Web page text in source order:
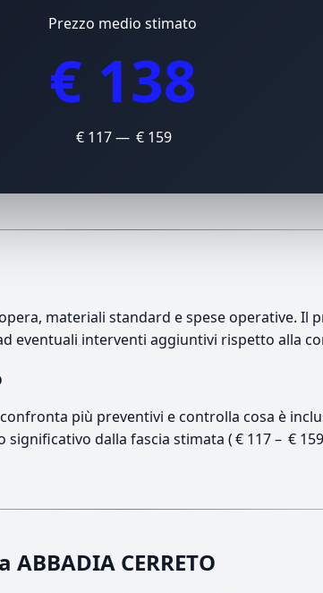
Prezzo medio stimato
€ 138
€ 117 — € 159
materiali standard e spese operative. Il
eventuali interventi aggiuntivi rispetto alla
più preventivi e controlla cosa è
dalla fascia stimata ( € 117 – €
CERRETO